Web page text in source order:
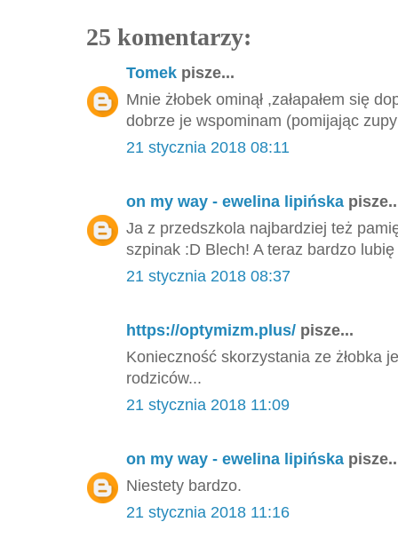
25 komentarzy:
Tomek pisze...
Mnie żłobek ominął ,załapałem się
dobrze je wspominam (pomijając
21 stycznia 2018 08:11
on my way - ewelina lipińska
Ja z przedszkola najbardziej też
szpinak :D Blech! A teraz bardzo lubię
21 stycznia 2018 08:37
https://optymizm.plus/ pisze...
Konieczność skorzystania ze żłobka
rodziców...
21 stycznia 2018 11:09
on my way - ewelina lipińska
Niestety bardzo.
21 stycznia 2018 11:16